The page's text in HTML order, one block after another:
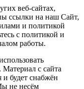
веб-сайтах,
ссылки на наш Сайт,
и политикой
с политикой и
работы.
с сайта
и будет снабжён
не несём